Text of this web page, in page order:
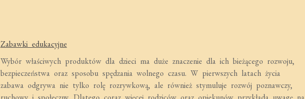
Zabawki edukacyjne
Wybór właściwych produktów dla dzieci ma duże znaczenie dla ich bieżącego rozwoju,
bezpieczeństwa oraz sposobu spędzania wolnego czasu. W pierwszych latach życia
zabawa odgrywa nie tylko rolę rozrywkową, ale również stymuluje rozwój poznawczy,